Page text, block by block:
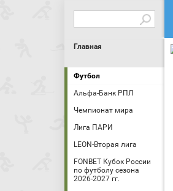
Главная
Футбол
Альфа-Банк РПЛ
Чемпионат мира
Лига ПАРИ
LEON-Вторая лига
FONBET Кубок России
по футболу сезона
2026-2027 гг.